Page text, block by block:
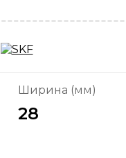
Ширина (мм)
28